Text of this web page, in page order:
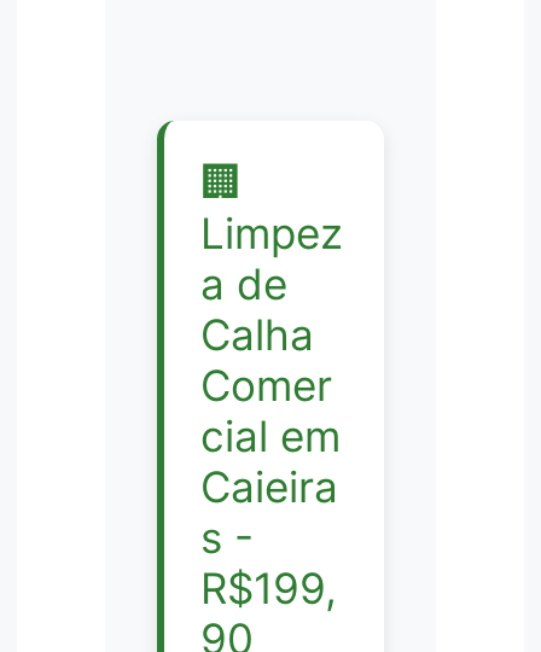
🏢
Limpez
a de
Calha
Comer
cial em
Caieira
s -
R$199,
90